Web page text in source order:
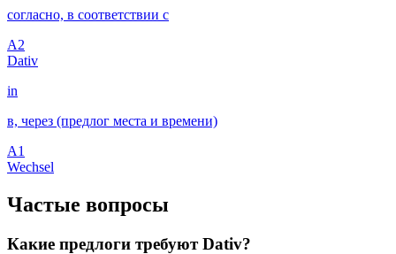
согласно, в соответствии с
A2
Dativ
in
в, через (предлог места и времени)
A1
Wechsel
Частые вопросы
Какие предлоги требуют Dativ?